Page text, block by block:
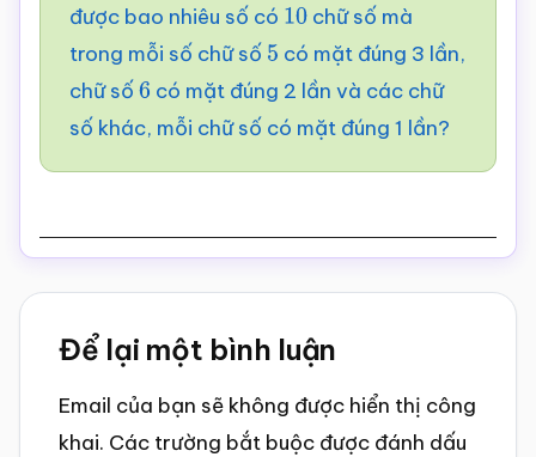
được bao nhiêu số có 10 chữ số mà
trong mỗi số chữ số 5 có mặt đúng 3 lần,
chữ số 6 có mặt đúng 2 lần và các chữ
số khác, mỗi chữ số có mặt đúng 1 lần?
Reader
Interactions
Để lại một bình luận
Email của bạn sẽ không được hiển thị công
khai. Các trường bắt buộc được đánh dấu